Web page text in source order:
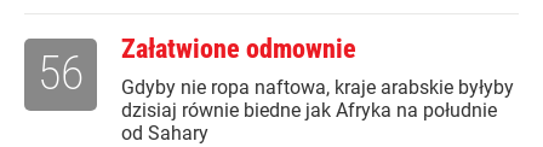
Załatwione odmownie
Gdyby nie ropa naftowa, kraje arabskie byłyby
dzisiaj równie biedne jak Afryka na południe
od Sahary
56